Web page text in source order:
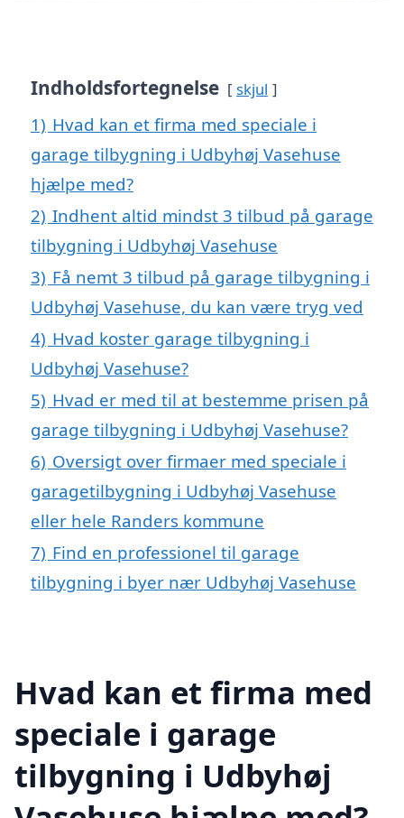
Indholdsfortegnelse skjul
1) Hvad kan et firma med speciale i
garage tilbygning i Udbyhøj Vasehuse
hjælpe med?
2) Indhent altid mindst 3 tilbud på garage
tilbygning i Udbyhøj Vasehuse
3) Få nemt 3 tilbud på garage tilbygning i
Udbyhøj Vasehuse, du kan være tryg ved
4) Hvad koster garage tilbygning i
Udbyhøj Vasehuse?
5) Hvad er med til at bestemme prisen på
garage tilbygning i Udbyhøj Vasehuse?
6) Oversigt over firmaer med speciale i
garagetilbygning i Udbyhøj Vasehuse
eller hele Randers kommune
7) Find en professionel til garage
tilbygning i byer nær Udbyhøj Vasehuse
Hvad kan et firma med
speciale i garage
tilbygning i Udbyhøj